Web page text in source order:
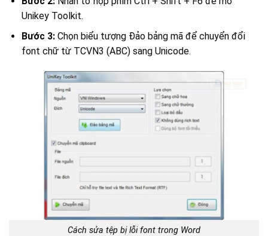
Unikey Toolkit.
Bước 3:Chọn biểu tượng Đảo bảng mã để chuyển đổi
font chữ từ TCVN3 (ABC) sang Unicode.
Cách sửa tệp bị lỗi font trong Word